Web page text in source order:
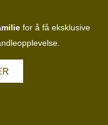
for å få eksklusive